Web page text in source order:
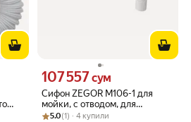
Сифон ZEGOR M106-1 для
мойки, с отводом, для
стиральной машины
Цена 107557 сум вместо
107 557сум
Рейтинг товара: 5.0 из 5
Оценок: (1) · 4 купили
5.0(1) · 4 купили